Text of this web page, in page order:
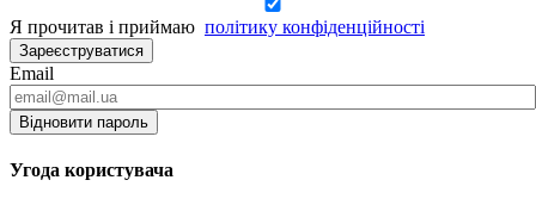
Я прочитав і приймаю політику конфіденційності
Зареєструватися
Email
Відновити пароль
Угода користувача